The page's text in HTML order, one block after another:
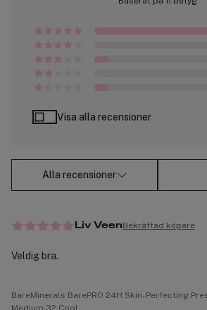
Visa alla recensioner
Alla recensioner
Liv VeenBekräftad köpare
Veldig bra.
BareMinerals BarePRO 24H Skin-Perfecting
Medium 32 Cool